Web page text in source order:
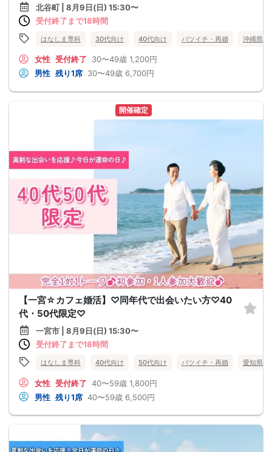
北谷町 | 8月9日(日) 15:30〜
受付終了まで18時間
はなしま専科 30代向け 40代向け バツイチ・再婚 沖縄県
女性 受付終了 30〜49歳 1,200円
男性 残り1席 30〜49歳 6,700円
開催確定
【一宮☆カフェ婚活】♡同年代で出会いたい方♡40
代・50代限定♡
一宮市 | 8月9日(日) 15:30〜
受付終了まで18時間
はなしま専科 40代向け 50代向け バツイチ・再婚 愛知県
女性 受付終了 40〜59歳 1,800円
男性 残り1席 40〜59歳 6,500円